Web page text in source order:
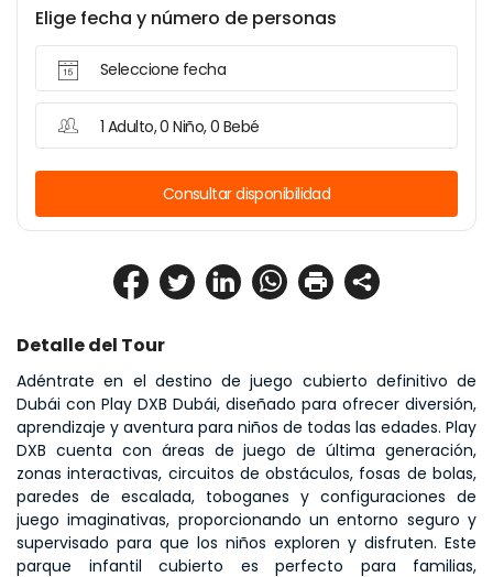
Detalle del Tour
Adéntrate en el destino de juego cubierto definitivo de
Dubái con Play DXB Dubái, diseñado para ofrecer diversión,
aprendizaje y aventura para niños de todas las edades. Play
DXB cuenta con áreas de juego de última generación,
zonas interactivas, circuitos de obstáculos, fosas de bolas,
paredes de escalada, toboganes y configuraciones de
juego imaginativas, proporcionando un entorno seguro y
supervisado para que los niños exploren y disfruten. Este
parque infantil cubierto es perfecto para familias,
Elige fecha y número de personas
Seleccione fecha
1 Adulto, 0 Niño, 0 Bebé
Consultar disponibilidad